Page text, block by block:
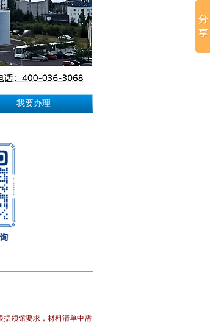
我要办理
据领馆要求，材料清单中需